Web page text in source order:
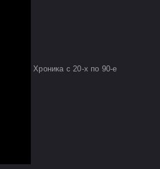
Хроника с 20-х по 90-е